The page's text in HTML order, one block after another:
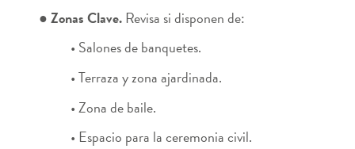
● Zonas Clave.Revisa si disponen de:
• Salones de banquetes.
• Terraza y zona ajardinada.
• Zona de baile.
• Espacio para la ceremonia civil.